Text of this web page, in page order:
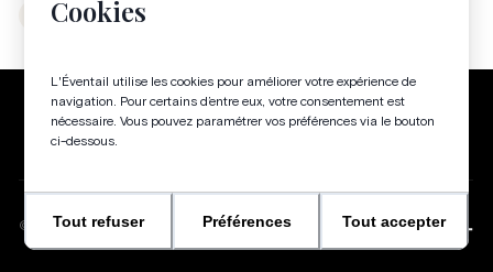
Cookies
L'Éventail utilise les cookies pour améliorer votre expérience de
navigation. Pour certains d’entre eux, votre consentement est
nécessaire. Vous pouvez paramétrer vos préférences via le bouton
ci-dessous.
Tout refuser Préférences Tout accepter
Instagram
Politique de confidentialité Conditions générales
© 2026-TOUS DROITS RÉSERVÉS WEBSITE BY